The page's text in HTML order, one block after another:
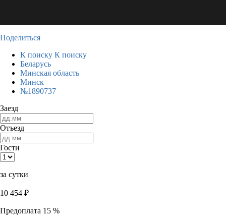
Поделиться
К поиску К поиску
Беларусь
Минская область
Минск
№1890737
Заезд
Отъезд
Гости
за сутки
10 454 ₽
Предоплата 15 %